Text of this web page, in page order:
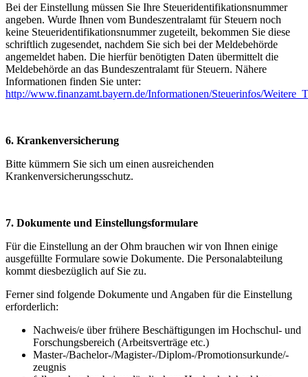
Bei der Einstellung müssen Sie Ihre Steueridentifikationsnummer
angeben. Wurde Ihnen vom Bundeszentralamt für Steuern noch
keine Steueridentifikationsnummer zugeteilt, bekommen Sie diese
schriftlich zugesendet, nachdem Sie sich bei der Meldebehörde
angemeldet haben. Die hierfür benötigten Daten übermittelt die
Meldebehörde an das Bundeszentralamt für Steuern. Nähere
Informationen finden Sie unter:
http://www.finanzamt.bayern.de/Informationen/Steuerinfos/
6. Krankenversicherung
Bitte kümmern Sie sich um einen ausreichenden
Krankenversicherungsschutz.
7. Dokumente und Einstellungsformulare
Für die Einstellung an der Ohm brauchen wir von Ihnen einige
ausgefüllte Formulare sowie Dokumente. Die Personalabteilung
kommt diesbezüglich auf Sie zu.
Ferner sind folgende Dokumente und Angaben für die Einstellung
erforderlich:
Nachweis/e über frühere Beschäftigungen im Hochschul- und
Forschungsbereich (Arbeitsverträge etc.)
Master-/Bachelor-/Magister-/Diplom-/Promotionsurkunde/-
zeugnis